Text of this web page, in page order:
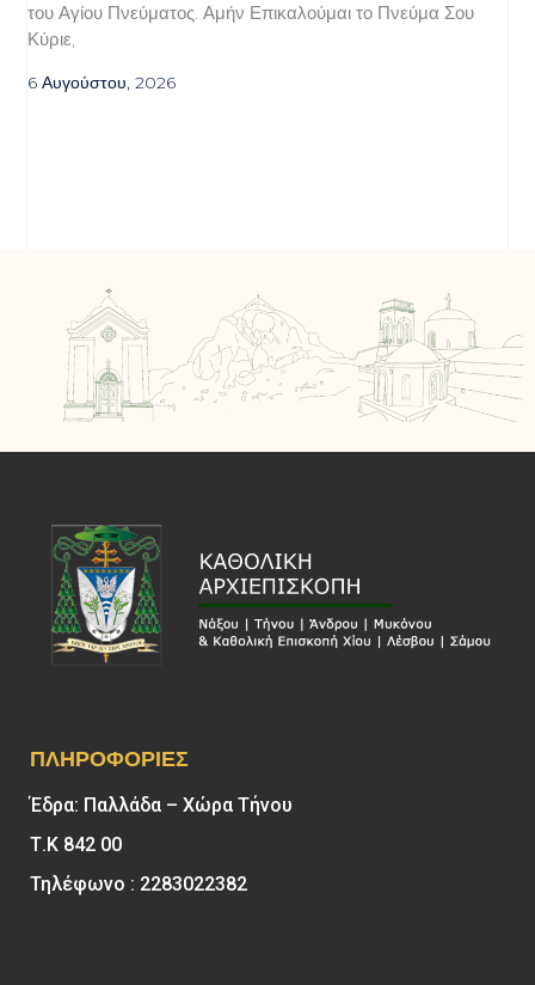
του Αγίου Πνεύματος. Αμήν Επικαλούμαι το Πνεύμα Σου
Κύριε,
6 Αυγούστου, 2026
ΠΛΗΡΟΦΟΡΊΕΣ
Έδρα: Παλλάδα – Χώρα Τήνου
Τ.Κ 842 00
Τηλέφωνο : 2283022382